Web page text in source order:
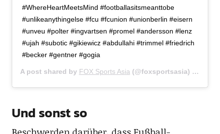
#WhereHeartMeetsMind #footballasitsmeanttobe
#unlikeanythingelse #fcu #fcunion #unionberlin #eisern
#unveu #polter #ingvartsen #promel #andersson #lenz
#ujah #subotic #gikiewicz #abdullahi #trimmel #friedrich
#becker #gentner #gogia
A post shared by FOX Sports Asia (@foxsportsasia) on
Und sonst so